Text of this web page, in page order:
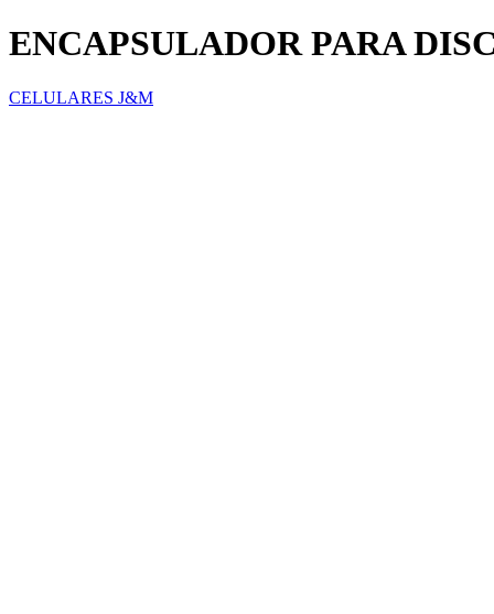
ENCAPSULADOR PARA
CELULARES J&M